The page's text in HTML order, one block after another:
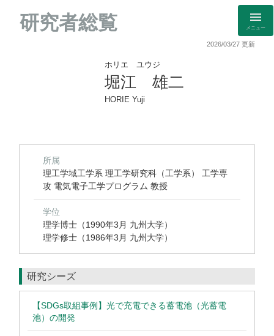
研究者総覧 メニュー
2026/03/27 更新
ホリエ ユウジ
堀江 雄二
HORIE Yuji
所属
理工学域工学系 理工学研究科（工学系） 工学専
攻 電気電子工学プログラム 教授
学位
理学博士（1990年3月 九州大学）
理学修士（1986年3月 九州大学）
研究シーズ
【SDGs取組事例】光で充電できる蓄電池（光蓄電
池）の開発